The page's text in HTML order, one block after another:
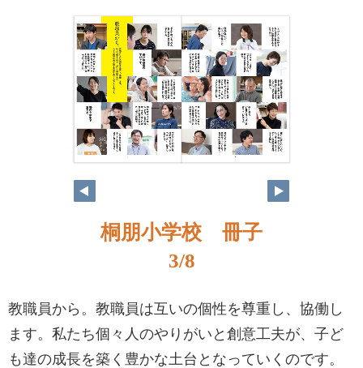
桐朋小学校 冊子
3/8
教職員から。教職員は互いの個性を尊重し、協働し
ます。私たち個々人のやりがいと創意工夫が、子ど
も達の成長を築く豊かな土台となっていくのです。